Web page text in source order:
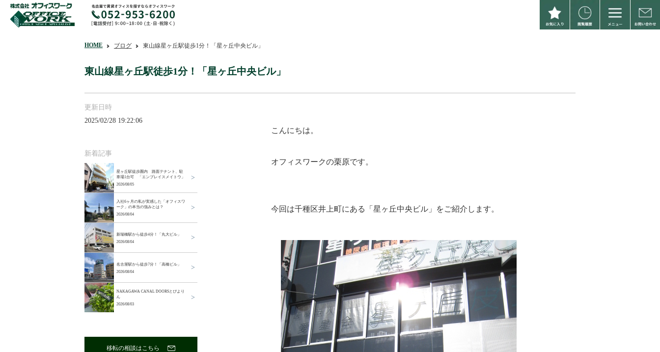
HOME ブログ 東山線星ヶ丘駅徒歩1分！「星ヶ丘中央ビル」
東山線星ヶ丘駅徒歩1分！「星ヶ丘中央ビル」
更新日時
2025/02/28 19:22:06
新着記事
星ヶ丘駅徒歩圏内 路面テナント、駐
車場1台可 「エンプレイスメイトウ」
2026/08/05
入社6ヶ月の私が実感した「オフィスワ
ーク」の本当の強みとは？
2026/08/04
新瑞橋駅から徒歩4分！「丸大ビル」
2026/08/04
名古屋駅から徒歩7分！「高橋ビル」
2026/08/04
NAKAGAWA CANAL DOORSとぴより
ん
2026/08/03
移転の相談はこちら
こんにちは。
オフィスワークの栗原です。
今回は千種区井上町にある「星ヶ丘中央ビル」をご紹介します。